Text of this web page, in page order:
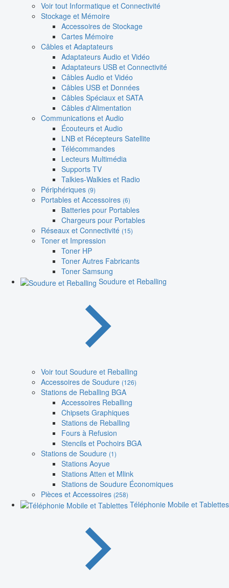
Voir tout Informatique et Connectivité
Stockage et Mémoire
Accessoires de Stockage
Cartes Mémoire
Câbles et Adaptateurs
Adaptateurs Audio et Vidéo
Adaptateurs USB et Connectivité
Câbles Audio et Vidéo
Câbles USB et Données
Câbles Spéciaux et SATA
Câbles d'Alimentation
Communications et Audio
Écouteurs et Audio
LNB et Récepteurs Satellite
Télécommandes
Lecteurs Multimédia
Supports TV
Talkies-Walkies et Radio
Périphériques (9)
Portables et Accessoires (6)
Batteries pour Portables
Chargeurs pour Portables
Réseaux et Connectivité (15)
Toner et Impression
Toner HP
Toner Autres Fabricants
Toner Samsung
Soudure et Reballing
Voir tout Soudure et Reballing
Accessoires de Soudure (126)
Stations de Reballing BGA
Accessoires Reballing
Chipsets Graphiques
Stations de Reballing
Fours à Refusion
Stencils et Pochoirs BGA
Stations de Soudure (1)
Stations Aoyue
Stations Atten et Mlink
Stations de Soudure Économiques
Pièces et Accessoires (258)
Téléphonie Mobile et Tablettes